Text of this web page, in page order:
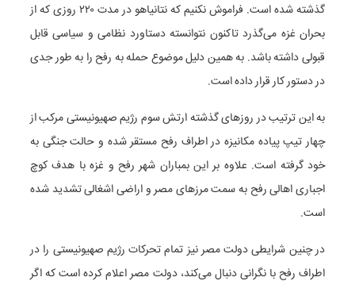
گذشته شده است. فراموش نکنیم که نتانیاهو در مدت ۲۲۰ روزی که از
بحران غزه می‌گذرد تاکنون نتوانسته دستاورد نظامی و سیاسی قابل
قبولی داشته باشد. به همین دلیل موضوع حمله به رفح را به طور جدی
در دستور کار قرار داده است.
به این ترتیب در روز‌های گذشته ارتش سوم رژیم صهیونیستی مرکب از
چهار تیپ پیاده مکانیزه در اطراف رفح مستقر شده و حالت جنگی به
خود گرفته است. علاوه بر این بمباران شهر رفح و غزه با هدف کوچ
اجباری اهالی رفح به سمت مرز‌های مصر و اراضی اشغالی تشدید شده
است.
در چنین شرایطی دولت مصر نیز تمام تحرکات رژیم صهیونیستی را در
اطراف رفح با نگرانی دنبال می‌کند، دولت مصر اعلام کرده است که اگر